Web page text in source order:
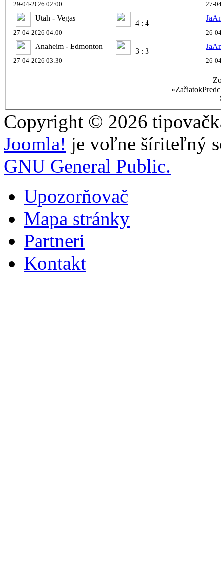
29-04-2026 02:00 27-
Utah - Vegas
4 : 4
27-04-2026 04:00 26-
Anaheim - Edmonton
3 : 3
27-04-2026 03:30 26-
«Začiatok
Copyright © 2026
Joomla! je voľne šíriteľný
GNU General Public.
Upozorňovač
Mapa stránky
Partneri
Kontakt